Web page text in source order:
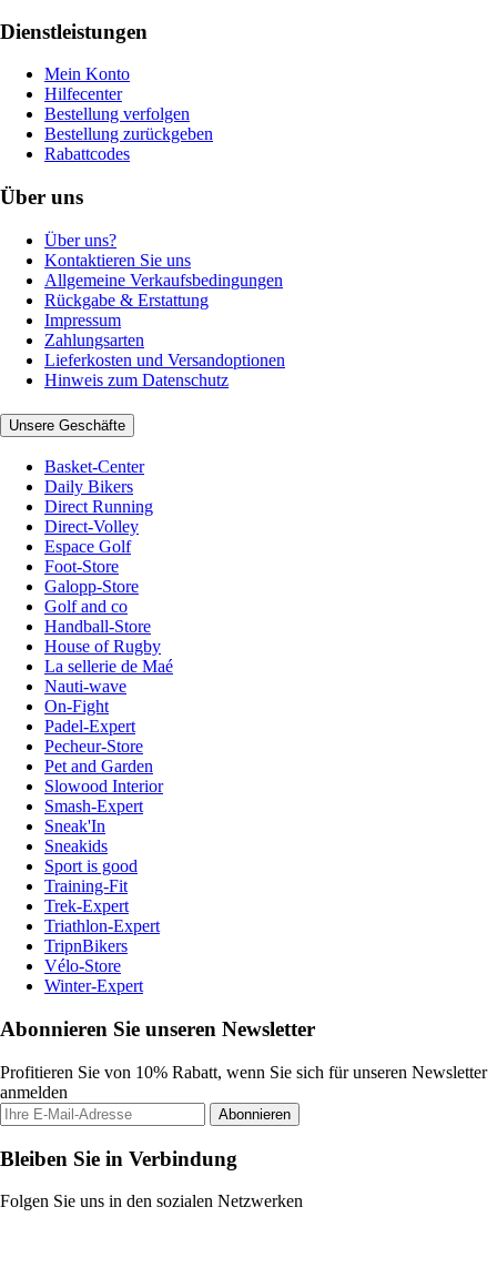
Dienstleistungen
Mein Konto
Hilfecenter
Bestellung verfolgen
Bestellung zurückgeben
Rabattcodes
Über uns
Über uns?
Kontaktieren Sie uns
Allgemeine Verkaufsbedingungen
Rückgabe & Erstattung
Impressum
Zahlungsarten
Lieferkosten und Versandoptionen
Hinweis zum Datenschutz
Unsere Geschäfte
Basket-Center
Daily Bikers
Direct Running
Direct-Volley
Espace Golf
Foot-Store
Galopp-Store
Golf and co
Handball-Store
House of Rugby
La sellerie de Maé
Nauti-wave
On-Fight
Padel-Expert
Pecheur-Store
Pet and Garden
Slowood Interior
Smash-Expert
Sneak'In
Sneakids
Sport is good
Training-Fit
Trek-Expert
Triathlon-Expert
TripnBikers
Vélo-Store
Winter-Expert
Abonnieren Sie unseren Newsletter
Profitieren Sie von 10% Rabatt, wenn Sie sich für unseren Newsletter
anmelden
Abonnieren
Bleiben Sie in Verbindung
Folgen Sie uns in den sozialen Netzwerken